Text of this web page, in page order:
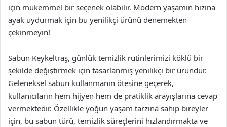
için mükemmel bir seçenek olabilir. Modern yaşamın hızına
ayak uydurmak için bu yenilikçi ürünü denemekten
çekinmeyin!
Sabun Keykeltraş, günlük temizlik rutinlerimizi köklü bir
şekilde değiştirmek için tasarlanmış yenilikçi bir üründür.
Geleneksel sabun kullanmanın ötesine geçerek,
kullanıcıların hem hijyen hem de pratiklik arayışlarına cevap
vermektedir. Özellikle yoğun yaşam tarzına sahip bireyler
için, bu sabun türü, temizlik süreçlerini hızlandırmakta ve